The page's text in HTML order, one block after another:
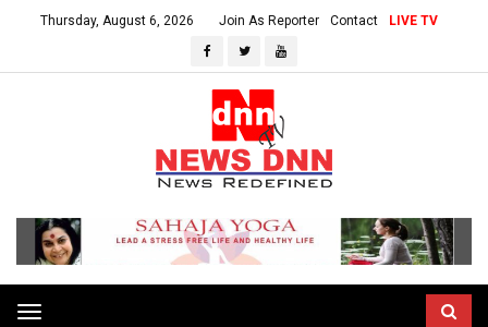
Thursday, August 6, 2026 Join As Reporter Contact LIVE TV
Toggle